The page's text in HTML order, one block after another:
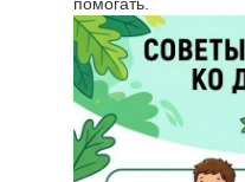
помогать.